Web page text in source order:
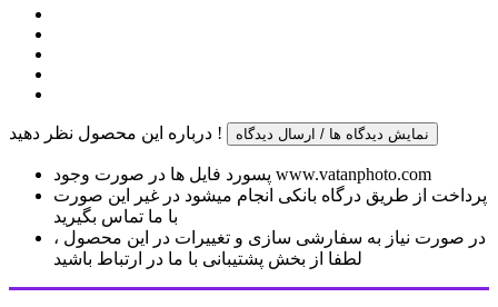
درباره این محصول نظر دهید ! نمایش دیدگاه ها / ارسال دیدگاه
پسورد فایل ها در صورت وجود www.vatanphoto.com
پرداخت از طریق درگاه بانکی انجام میشود در غیر این صورت
با ما تماس بگیرید
در صورت نیاز به سفارشی سازی و تغییرات در این محصول ،
لطفا از بخش پشتیبانی با ما در ارتباط باشید